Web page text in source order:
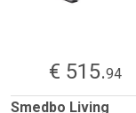
€ 515.94
Smedbo Living